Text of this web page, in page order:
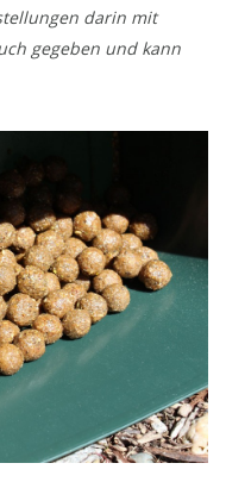
darin mit
gegeben und kann